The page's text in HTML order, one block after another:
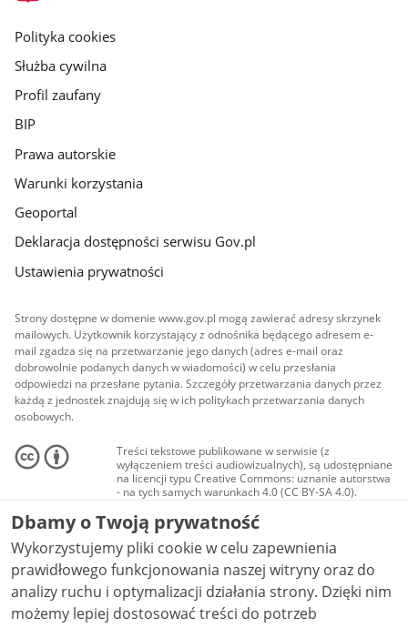
gov.pl
Polityka cookies
Służba cywilna
Profil zaufany
BIP
Prawa autorskie
Warunki korzystania
Geoportal
Deklaracja dostępności serwisu Gov.pl
Ustawienia prywatności
Strony dostępne w domenie www.gov.pl mogą zawierać adresy skrzynek
mailowych. Użytkownik korzystający z odnośnika będącego adresem e-
mail zgadza się na przetwarzanie jego danych (adres e-mail oraz
dobrowolnie podanych danych w wiadomości) w celu przesłania
odpowiedzi na przesłane pytania. Szczegóły przetwarzania danych przez
każdą z jednostek znajdują się w ich politykach przetwarzania danych
osobowych.
Treści tekstowe publikowane w serwisie (z
wyłączeniem treści audiowizualnych), są udostępniane
na licencji typu Creative Commons: uznanie autorstwa
- na tych samych warunkach 4.0 (CC BY-SA 4.0).
Materiały audiowizualne, w tym zdjęcia, materiały
audio i wideo, są udostępniane na licencji typu
Creative Commons: uznanie autorstwa użycie
niekomercyjne - bez utworów zależnych 4.0 (CC BY-
NC-ND 4.0), o ile nie jest to stwierdzone inaczej.
Dbamy o Twoją prywatność
Wykorzystujemy pliki cookie w celu zapewnienia
prawidłowego funkcjonowania naszej witryny oraz do
analizy ruchu i optymalizacji działania strony. Dzięki nim
możemy lepiej dostosować treści do potrzeb